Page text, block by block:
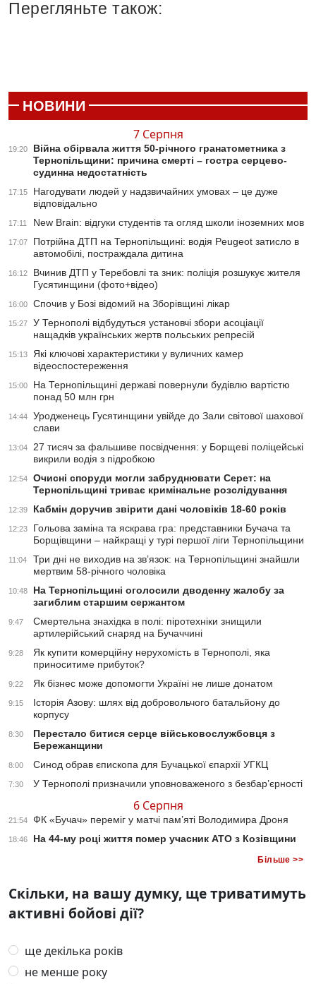
Перегляньте також:
НОВИНИ
7 Серпня
19:20
Війна обірвала життя 50-річного гранатометника з
Тернопільщини: причина смерті – гостра серцево-
судинна недостатність
17:15
Нагодувати людей у надзвичайних умовах – це дуже
відповідально
17:11 New Brain: відгуки студентів та огляд школи іноземних мов
17:07
Потрійна ДТП на Тернопільщині: водія Peugeot затисло в
автомобілі, постраждала дитина
16:12
Вчинив ДТП у Теребовлі та зник: поліція розшукує жителя
Гусятинщини (фото+відео)
16:00 Спочив у Бозі відомий на Зборівщині лікар
15:27
У Тернополі відбудуться установчі збори асоціації
нащадків українських жертв польських репресій
15:13
Які ключові характеристики у вуличних камер
відеоспостереження
15:00
На Тернопільщині державі повернули будівлю вартістю
понад 50 млн грн
14:44
Уродженець Гусятинщини увійде до Зали світової шахової
слави
13:04
27 тисяч за фальшиве посвідчення: у Борщеві поліцейські
викрили водія з підробкою
12:54
Очисні споруди могли забруднювати Серет: на
Тернопільщині триває кримінальне розслідування
12:39 Кабмін доручив звірити дані чоловіків 18-60 років
12:23
Гольова заміна та яскрава гра: представники Бучача та
Борщівщини – найкращі у турі першої ліги Тернопільщини
11:04
Три дні не виходив на зв’язок: на Тернопільщині знайшли
мертвим 58-річного чоловіка
10:48
На Тернопільщині оголосили дводенну жалобу за
загиблим старшим сержантом
9:47
Смертельна знахідка в полі: піротехніки знищили
артилерійський снаряд на Бучаччині
9:28
Як купити комерційну нерухомість в Тернополі, яка
приноситиме прибуток?
9:22 Як бізнес може допомогти Україні не лише донатом
9:15
Історія Азову: шлях від добровольчого батальйону до
корпусу
8:30
Перестало битися серце військовослужбовця з
Бережанщини
8:00 Синод обрав єпископа для Бучацької єпархії УГКЦ
7:30 У Тернополі призначили уповноваженого з безбар’єрності
6 Серпня
21:54 ФК «Бучач» переміг у матчі пам’яті Володимира Дроня
18:46 На 44-му році життя помер учасник АТО з Козівщини
Більше >>
Скільки, на вашу думку, ще триватимуть
активні бойові дії?
ще декілька років
не менше року